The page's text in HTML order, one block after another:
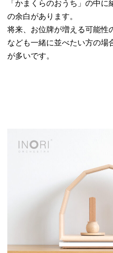
「かまくらのおうち」の中
の余白があります。
将来、お位牌が増える可能性
なども一緒に並べたい方の場
が多いです。